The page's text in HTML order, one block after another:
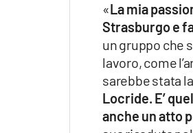
«La mia
Strasburgo e
un gruppo che
lavoro, come
sarebbe stata
Locride. E’
anche un atto